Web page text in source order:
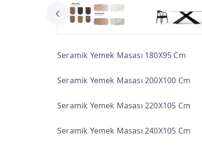
Seramik Yemek Masası 180X95 Cm
Seramik Yemek Masası 200X100 Cm
Seramik Yemek Masası 220X105 Cm
Seramik Yemek Masası 240X105 Cm